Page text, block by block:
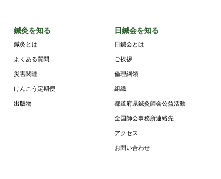
鍼灸を知る
鍼灸とは
よくある質問
災害関連
けんこう定期便
出版物
日鍼会を知る
日鍼会とは
ご挨拶
倫理綱領
組織
都道府県鍼灸師会公益活動
全国師会事務所連絡先
アクセス
お問い合わせ